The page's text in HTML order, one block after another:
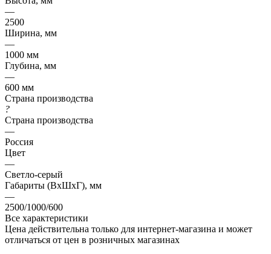
—
2500
Ширина, мм
—
1000 мм
Глубина, мм
—
600 мм
Страна производства
?
Страна производства
—
Россия
Цвет
—
Светло-серый
Габариты (ВхШхГ), мм
—
2500/1000/600
Все характеристики
Цена действительна только для интернет-магазина и может
отличаться от цен в розничных магазинах